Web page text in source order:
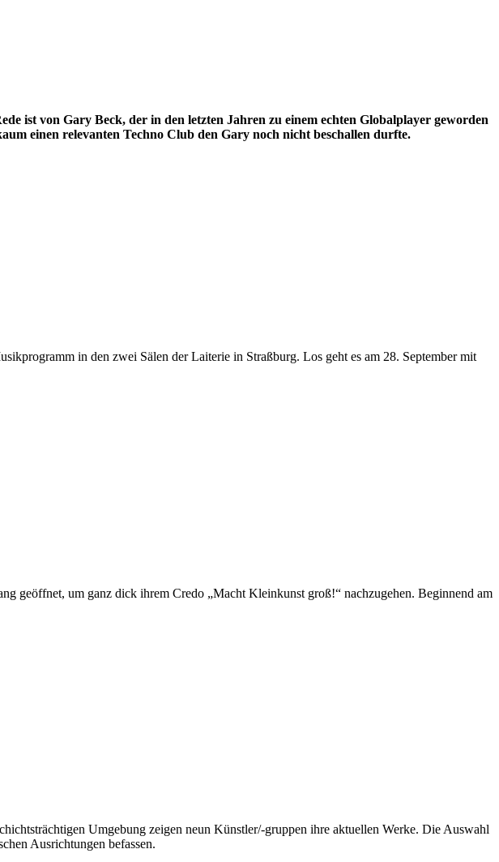
ist von Gary Beck, der in den letzten Jahren zu einem echten Globalplayer geworden
einen relevanten Techno Club den Gary noch nicht beschallen durfte.
in den zwei Sälen der Laiterie in Straßburg. Los geht es am 28. September mit
geöffnet, um ganz dick ihrem Credo „Macht Kleinkunst groß!“ nachzugehen. Beginnend am
Umgebung zeigen neun Künstler/-gruppen ihre aktuellen Werke. Die Auswahl
Ausrichtungen befassen.